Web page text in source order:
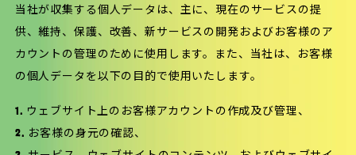
当社が収集する個人データは、主に、現在のサービスの提
供、維持、保護、改善、新サービスの開発およびお客様のア
カウントの管理のために使用します。また、当社は、お客様
の個人データを以下の目的で使用いたします。
1. ウェブサイト上のお客様アカウントの作成及び管理、
2. お客様の身元の確認、